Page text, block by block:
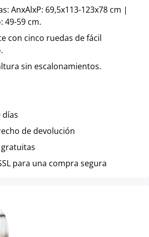
AnxAlxP: 69,5x113-123x78 cm |
49-59 cm.
con cinco ruedas de fácil
sin escalonamientos.
días
de devolución
para una compra segura